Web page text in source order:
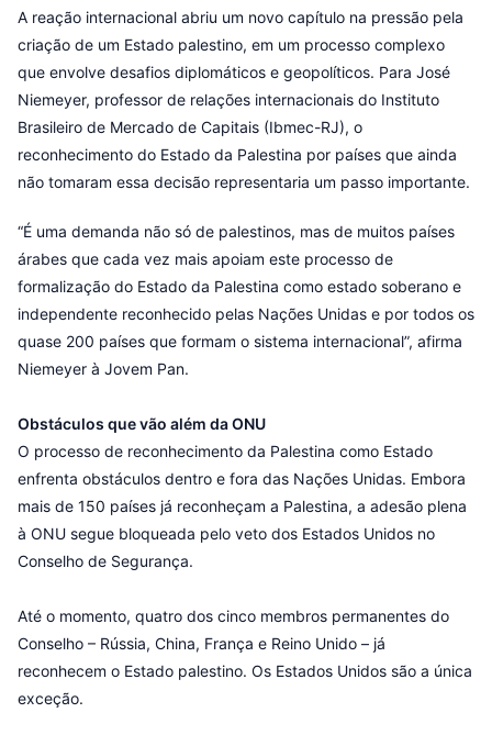
A reação internacional abriu um novo capítulo na pressão pela
criação de um Estado palestino, em um processo complexo
que envolve desafios diplomáticos e geopolíticos. Para José
Niemeyer, professor de relações internacionais do Instituto
Brasileiro de Mercado de Capitais (Ibmec-RJ), o
reconhecimento do Estado da Palestina por países que ainda
não tomaram essa decisão representaria um passo importante.
“É uma demanda não só de palestinos, mas de muitos países
árabes que cada vez mais apoiam este processo de
formalização do Estado da Palestina como estado soberano e
independente reconhecido pelas Nações Unidas e por todos os
quase 200 países que formam o sistema internacional”, afirma
Niemeyer à Jovem Pan.
Obstáculos que vão além da ONU
O processo de reconhecimento da Palestina como Estado
enfrenta obstáculos dentro e fora das Nações Unidas. Embora
mais de 150 países já reconheçam a Palestina, a adesão plena
à ONU segue bloqueada pelo veto dos Estados Unidos no
Conselho de Segurança.
Até o momento, quatro dos cinco membros permanentes do
Conselho – Rússia, China, França e Reino Unido – já
reconhecem o Estado palestino. Os Estados Unidos são a única
exceção.